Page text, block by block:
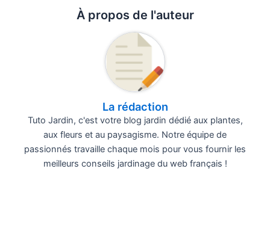
À propos de l'auteur
La rédaction
Tuto Jardin, c'est votre blog jardin dédié aux plantes,
aux fleurs et au paysagisme. Notre équipe de
passionnés travaille chaque mois pour vous fournir les
meilleurs conseils jardinage du web français !